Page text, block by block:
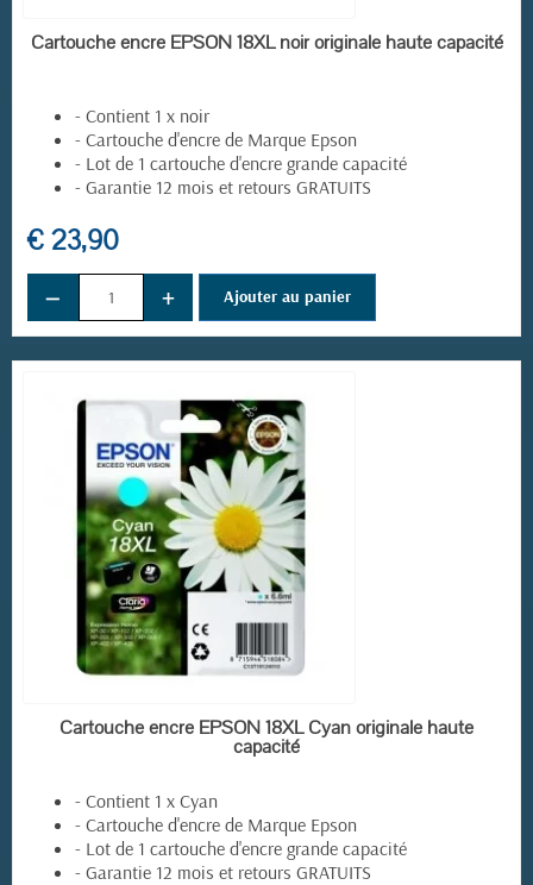
EN STOCK
Cartouche encre EPSON 18XL noir originale haute capacité
- Contient 1 x noir
- Cartouche d'encre de Marque Epson
- Lot de 1 cartouche d'encre grande capacité
- Garantie 12 mois et retours GRATUITS
€ 23,90
− + Ajouter au panier
EN STOCK
Cartouche encre EPSON 18XL Cyan originale haute
capacité
- Contient 1 x Cyan
- Cartouche d'encre de Marque Epson
- Lot de 1 cartouche d'encre grande capacité
- Garantie 12 mois et retours GRATUITS